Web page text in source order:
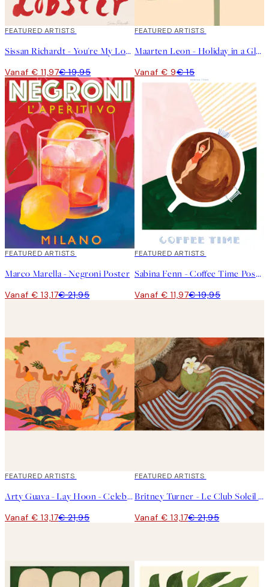
40%*
FEATURED ARTISTS
Sissan Richardt - You're My Lobster Poster
Vanaf € 11,97€ 19,95
40%*
FEATURED ARTISTS
Maarten Leon - Holiday in a Glass No1 Poster
Vanaf € 9€ 15
40%*
FEATURED ARTISTS
Marco Marella - Negroni Poster
Vanaf € 13,17€ 21,95
40%*
FEATURED ARTISTS
Sabina Fenn - Coffee Time Poster
Vanaf € 11,97€ 19,95
40%*
FEATURED ARTISTS
Arty Guava - Lay Hoon - Celebration Poster
Vanaf € 13,17€ 21,95
40%*
FEATURED ARTISTS
Britney Turner - Le Club Soleil Poster
Vanaf € 13,17€ 21,95